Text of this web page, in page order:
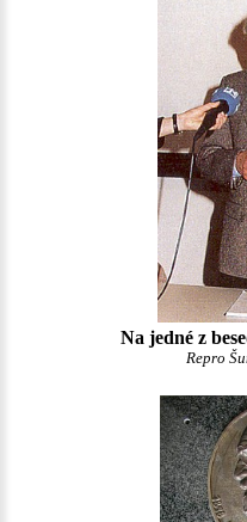
Na jedné z
Repro